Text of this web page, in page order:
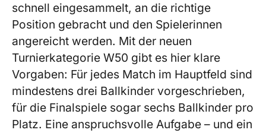
schnell eingesammelt, an die richtige
Position gebracht und den Spielerinnen
angereicht werden. Mit der neuen
Turnierkategorie W50 gibt es hier klare
Vorgaben: Für jedes Match im Hauptfeld sind
mindestens drei Ballkinder vorgeschrieben,
für die Finalspiele sogar sechs Ballkinder pro
Platz. Eine anspruchsvolle Aufgabe – und ein